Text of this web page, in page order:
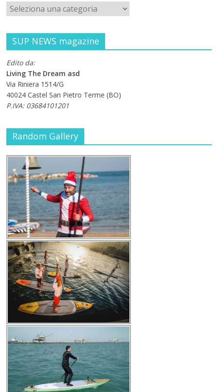
SUP NEWS magazine
Edito da:
Living The Dream asd
Via Riniera 1514/G
40024 Castel San Pietro Terme (BO)
P.IVA: 03684101201
Random Gallery